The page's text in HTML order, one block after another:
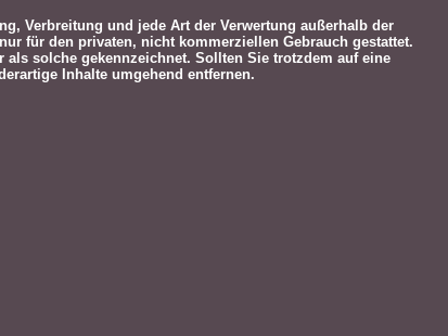
Verbreitung und jede Art der Verwertung außerhalb der
für den privaten, nicht kommerziellen Gebrauch gestattet.
solche gekennzeichnet. Sollten Sie trotzdem auf eine
Inhalte umgehend entfernen.